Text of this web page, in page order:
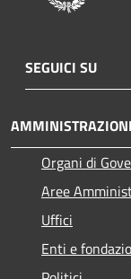
SEGUICI SU
Organi di
Aree
Uffici
Enti e